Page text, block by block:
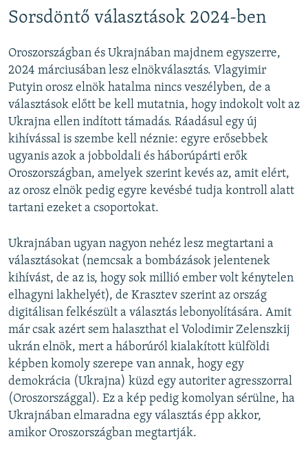
Sorsdöntő választások 2024-ben
Oroszországban és Ukrajnában majdnem egyszerre,
2024 márciusában lesz elnökválasztás. Vlagyimir
Putyin orosz elnök hatalma nincs veszélyben, de a
választások előtt be kell mutatnia, hogy indokolt volt az
Ukrajna ellen indított támadás. Ráadásul egy új
kihívással is szembe kell néznie: egyre erősebbek
ugyanis azok a jobboldali és háborúpárti erők
Oroszországban, amelyek szerint kevés az, amit elért,
az orosz elnök pedig egyre kevésbé tudja kontroll alatt
tartani ezeket a csoportokat.
Ukrajnában ugyan nagyon nehéz lesz megtartani a
választásokat (nemcsak a bombázások jelentenek
kihívást, de az is, hogy sok millió ember volt kénytelen
elhagyni lakhelyét), de Krasztev szerint az ország
digitálisan felkészült a választás lebonyolítására. Amit
már csak azért sem halaszthat el Volodimir Zelenszkij
ukrán elnök, mert a háborúról kialakított külföldi
képben komoly szerepe van annak, hogy egy
demokrácia (Ukrajna) küzd egy autoriter agresszorral
(Oroszországgal). Ez a kép pedig komolyan sérülne, ha
Ukrajnában elmaradna egy választás épp akkor,
amikor Oroszországban megtartják.